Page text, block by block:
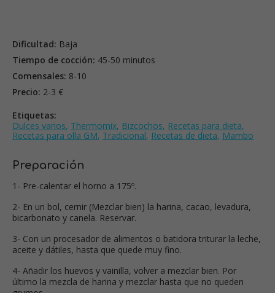
Dificultad: Baja
Tiempo de cocción: 45-50 minutos
Comensales: 8-10
Precio: 2-3 €
Etiquetas:
Dulces varios, Thermomix, Bizcochos, Recetas para dieta,
Recetas para olla GM, Tradicional, Recetas de dieta, Mambo
Preparación
1- Pre-calentar el horno a 175º.
2- En un bol, cernir (Mezclar bien) la harina, cacao, levadura,
bicarbonato y canela. Reservar.
3- Con un procesador de alimentos o batidora triturar la leche,
aceite y dátiles, hasta que quede muy fino.
4- Añadir los huevos y vainilla, volver a mezclar bien. Por
último la mezcla de harina y mezclar hasta que no queden